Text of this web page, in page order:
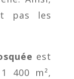
pas les
est
400 m²,